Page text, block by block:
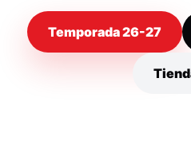
Temporada 26-27